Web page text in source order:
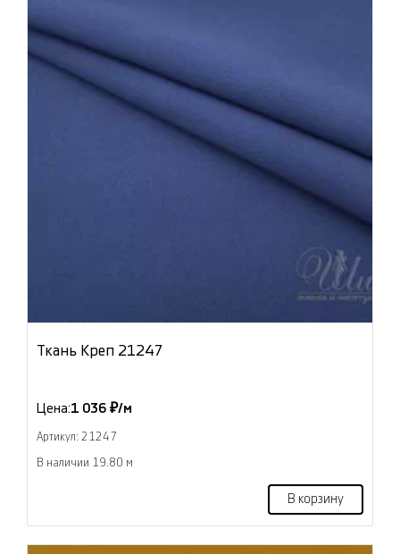
Ткань Креп 21247
Цена:1 036 ₽/м
Артикул: 21247
В наличии 19.80 м
В корзину